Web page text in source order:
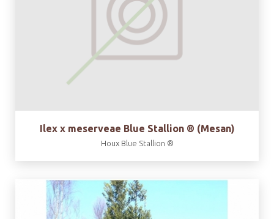
Ilex x meserveae Blue Stallion ® (Mesan)
Houx Blue Stallion ®